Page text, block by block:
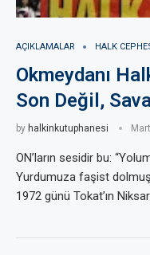
AÇIKLAMALAR HALK
Okmeydanı
Son Değil,
by halkinkutuphanesi
ON’ların sesidir bu:
Yurdumuza faşist
1972 günü Tokat’ın